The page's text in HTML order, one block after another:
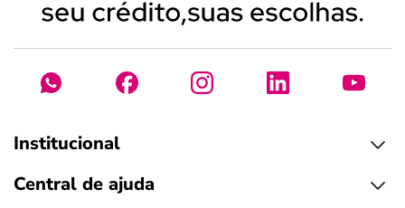
Institucional
Central de ajuda